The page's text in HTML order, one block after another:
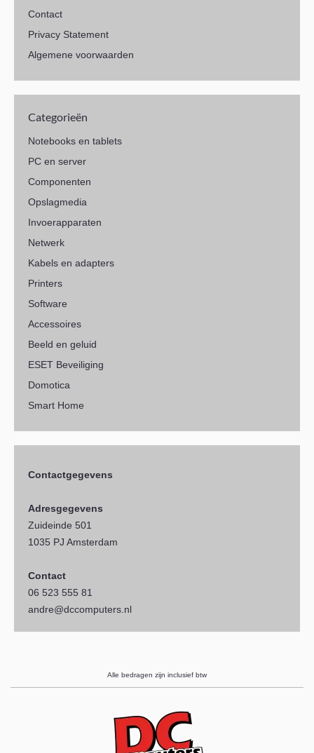
Contact
Privacy Statement
Algemene voorwaarden
Categorieën
Notebooks en tablets
PC en server
Componenten
Opslagmedia
Invoerapparaten
Netwerk
Kabels en adapters
Printers
Software
Accessoires
Beeld en geluid
ESET Beveiliging
Domotica
Smart Home
Contactgegevens
Adresgegevens
Zuideinde 501
1035 PJ Amsterdam
Contact
06 523 555 81
andre@dccomputers.nl
Alle bedragen zijn inclusief btw